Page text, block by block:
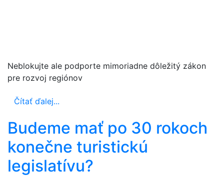
Neblokujte ale podporte mimoriadne dôležitý zákon
pre rozvoj regiónov
Čítať ďalej...
Budeme mať po 30 rokoch
konečne turistickú
legislatívu?